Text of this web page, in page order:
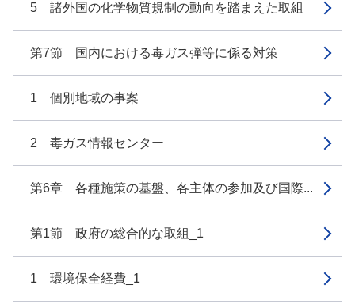
5 諸外国の化学物質規制の動向を踏まえた取組
第7節 国内における毒ガス弾等に係る対策
1 個別地域の事案
2 毒ガス情報センター
第6章 各種施策の基盤、各主体の参加及び国際...
第1節 政府の総合的な取組_1
1 環境保全経費_1